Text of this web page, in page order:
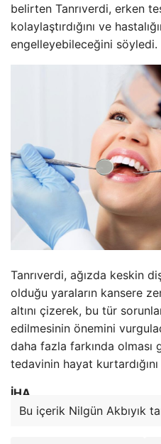
belirten Tanrıverdi, erken
kolaylaştırdığını ve
engelleyebileceğini söyledi.
Tanrıverdi, ağızda keskin
olduğu yaraların kansere
altını çizerek, bu tür
edilmesinin önemini
daha fazla farkında olması
tedavinin hayat kurtardığını
İHA
Bu içerik Nilgün Akbıyık